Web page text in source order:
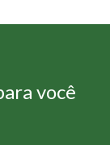
você